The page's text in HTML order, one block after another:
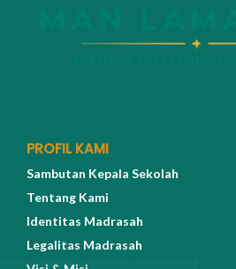
PROFIL KAMI
Sambutan Kepala Sekolah
Tentang Kami
Identitas Madrasah
Legalitas Madrasah